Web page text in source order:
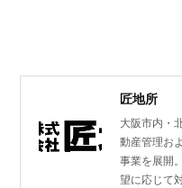
匠地所
大阪市内・
動産管理お
事業を展開
望に応じて